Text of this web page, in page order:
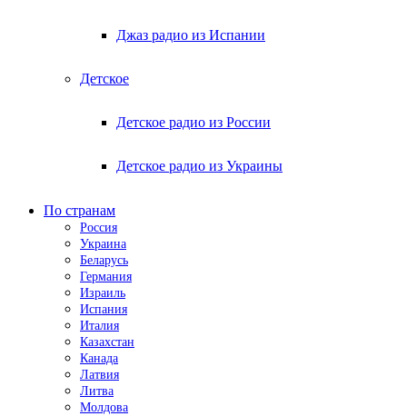
Джаз радио из Испании
Детское
Детское радио из России
Детское радио из Украины
По странам
Россия
Украина
Беларусь
Германия
Израиль
Испания
Италия
Казахстан
Канада
Латвия
Литва
Молдова